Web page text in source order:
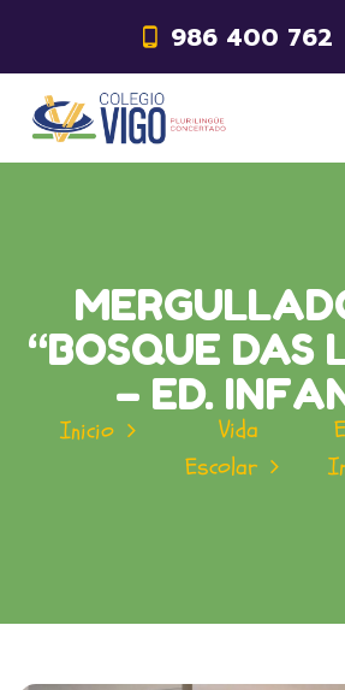
986 400 762
“BOSQUE DAS
– ED.
Inicio
Vida
Escolar